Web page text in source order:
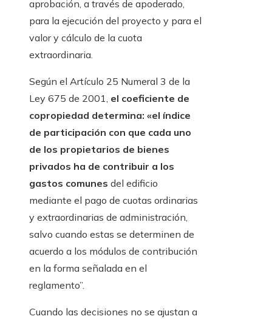
aprobación, a través de apoderado,
para la ejecución del proyecto y para el
valor y cálculo de la cuota
extraordinaria.
Según el Artículo 25 Numeral 3 de la
Ley 675 de 2001, el coeficiente de
copropiedad determina: «el índice
de participación con que cada uno
de los propietarios de bienes
privados ha de contribuir a los
gastos comunes del edificio
mediante el pago de cuotas ordinarias
y extraordinarias de administración,
salvo cuando estas se determinen de
acuerdo a los módulos de contribución
en la forma señalada en el
reglamento”.
Cuando las decisiones no se ajustan a